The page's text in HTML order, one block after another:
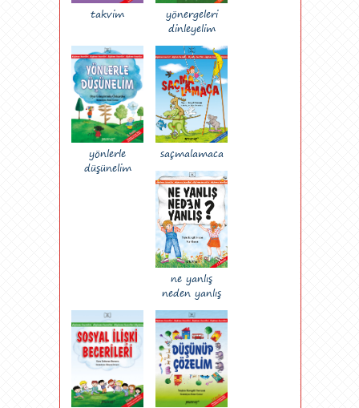
takvim
yönergeleri
dinleyelim
yönlerle
düşünelim
saçmalamaca
ne yanlış
neden yanlış